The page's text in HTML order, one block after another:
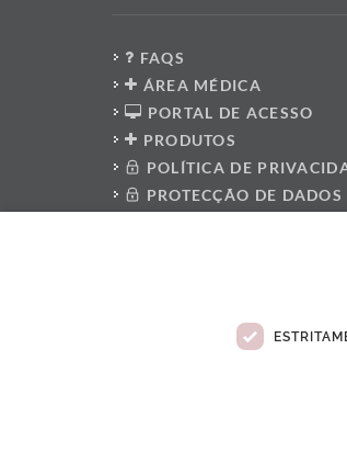
FAQS
ÁREA MÉDICA
PORTAL DE ACESSO
PRODUTOS
POLÍTICA DE
PROTECÇÃO DE DADOS
LIVRO DE